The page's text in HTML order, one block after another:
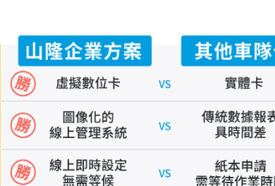
會員卡查詢 供應商查詢